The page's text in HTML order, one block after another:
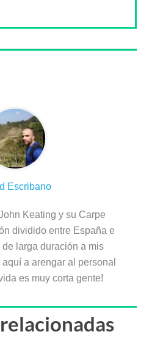
Escribano
Keating y su Carpe
dividido entre España e
de larga duración a mis
a arengar al personal
es muy corta gente!